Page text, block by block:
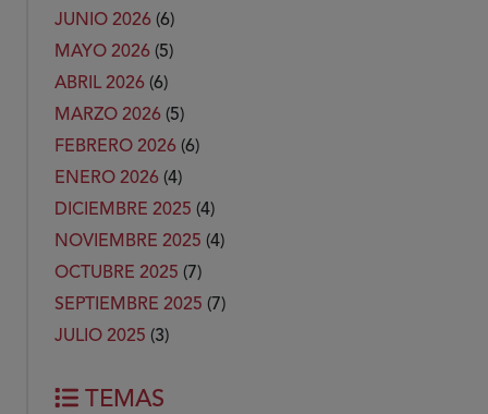
JUNIO 2026 (6)
MAYO 2026 (5)
ABRIL 2026 (6)
MARZO 2026 (5)
FEBRERO 2026 (6)
ENERO 2026 (4)
DICIEMBRE 2025 (4)
NOVIEMBRE 2025 (4)
OCTUBRE 2025 (7)
SEPTIEMBRE 2025 (7)
JULIO 2025 (3)
TEMAS